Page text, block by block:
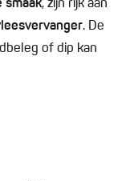
smaak, zijn rijk aan
. De
of dip kan